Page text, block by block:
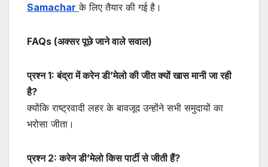
Samachar के लिए तैयार की गई है।
FAQs (अक्सर पूछे जाने वाले सवाल)
प्रश्न 1: बंद्रा में करेन डी’मेलो की जीत क्यों खास मानी जा रही
है?
क्योंकि राष्ट्रवादी लहर के बावजूद उन्होंने सभी समुदायों का
भरोसा जीता।
प्रश्न 2: करेन डी’मेलो किस पार्टी से जीती हैं?